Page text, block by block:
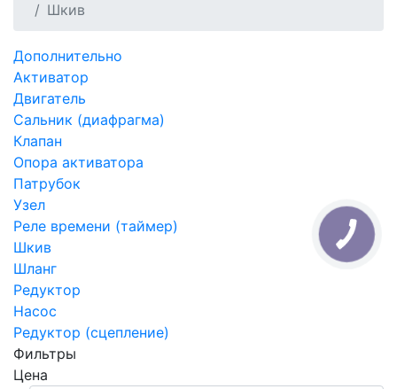
Шкив
Дополнительно
Активатор
Двигатель
Сальник (диафрагма)
Клапан
Опора активатора
Патрубок
Узел
Реле времени (таймер)
Шкив
Шланг
Редуктор
Насос
Редуктор (сцепление)
Фильтры
Цена